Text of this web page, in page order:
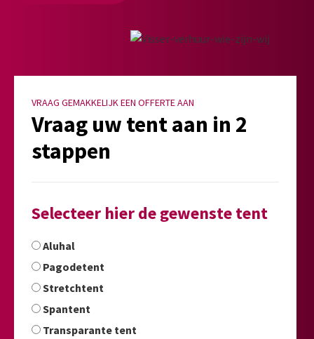
VRAAG GEMAKKELIJK EEN OFFERTE AAN
Vraag uw tent aan in 2
stappen
Selecteer hier de gewenste tent
Aluhal
Pagodetent
Stretchtent
Spantent
Transparante tent